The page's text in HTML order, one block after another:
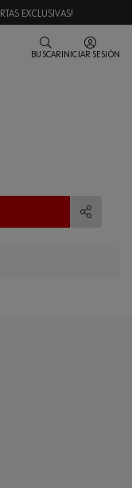
EXCLUSIVAS!
BUSCAR INICIAR SESIÓN